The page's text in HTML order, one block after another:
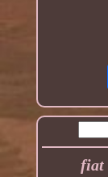
fiat